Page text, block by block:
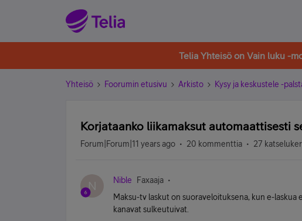
Telia Yhteisö on Vain luku -
Yhteisö Foorumin etusivu Arkisto Kysy ja keskustele -
Korjataanko liikamaksut automaattisesti
Forum|Forum|11 years ago 20 kommenttia 27
N Nible
Faxaaja
Maksu-tv laskut on suoraveloituksena, kun e-
kanavat sulkeutuivat.